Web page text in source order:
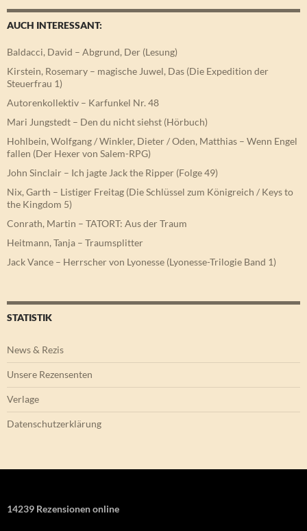
AUCH INTERESSANT:
Baldacci, David – Abgrund, Der (Lesung)
Kirstein, Rosemary – magische Juwel, Das (Die Expedition der
Steuerfrau 1)
Autorenkollektiv – Karfunkel Nr. 48
Mari Jungstedt – Den du nicht siehst (Hörbuch)
Hohlbein, Wolfgang / Winkler, Dieter / Oden, Matthias – Wenn Engel
fallen (Der Hexer von Salem-RPG)
John Sinclair – Ich jagte Jack the Ripper (Folge 49)
Nix, Garth – Listiger Freitag (Die Schlüssel zum Königreich / Keys to
the Kingdom 5)
Conrath, Martin – TATORT: Aus der Traum
Heitmann, Tanja – Traumsplitter
Jack Vance – Herrscher von Lyonesse (Lyonesse-Trilogie Band 1)
STATISTIK
News & Rezis
Unsere Rezensenten
Verlage
Datenschutzerklärung
14239 Rezensionen online